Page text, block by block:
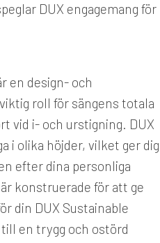
DUX engagemang för
en design- och
roll för sängens totala
vid i- och urstigning. DUX
i olika höjder, vilket ger dig
efter dina personliga
konstruerade för att ge
din DUX Sustainable
en trygg och ostörd